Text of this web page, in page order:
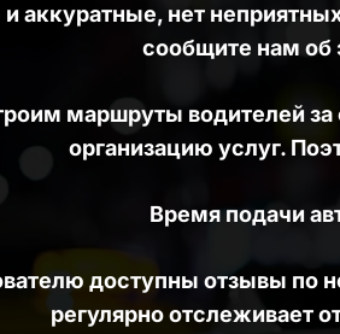
аккуратные, нет
сообщите нам об
маршруты водителей за
организацию услуг.
Время подачи
доступны отзывы по
регулярно отслеживает